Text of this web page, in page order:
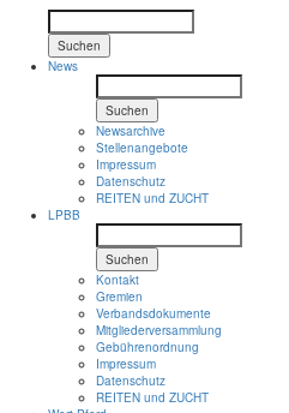
Suchen
News
Suchen
Newsarchive
Stellenangebote
Impressum
Datenschutz
REITEN und ZUCHT
LPBB
Suchen
Kontakt
Gremien
Verbandsdokumente
Mitgliederversammlung
Gebührenordnung
Impressum
Datenschutz
REITEN und ZUCHT